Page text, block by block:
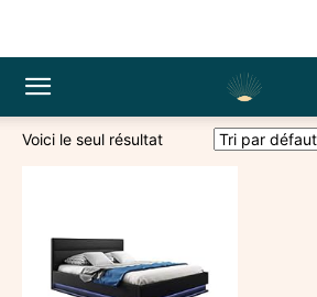
Voici le seul résultat